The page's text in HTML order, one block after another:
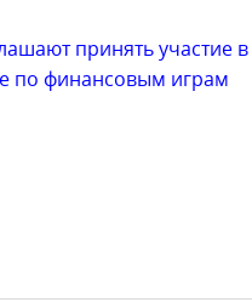
принять участие в
по финансовым играм